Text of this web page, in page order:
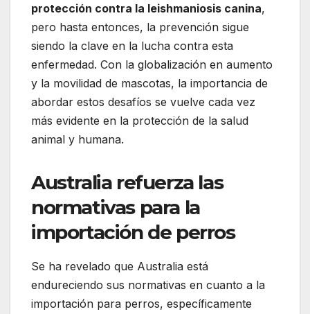
protección contra la leishmaniosis canina,
pero hasta entonces, la prevención sigue
siendo la clave en la lucha contra esta
enfermedad. Con la globalización en aumento
y la movilidad de mascotas, la importancia de
abordar estos desafíos se vuelve cada vez
más evidente en la protección de la salud
animal y humana.
Australia refuerza las
normativas para la
importación de perros
Se ha revelado que Australia está
endureciendo sus normativas en cuanto a la
importación para perros, específicamente